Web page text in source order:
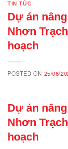
TIN TỨC
Dự án
Nhơn
hoạch
POSTED ON 25/06/
Dự án
Nhơn
hoạch